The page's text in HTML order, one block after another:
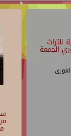
للتراث
الجمعة